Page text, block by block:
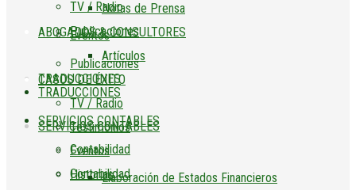
Publicaciones
TRADUCCIONES
SERVICIOS CONTABLES
Contabilidad
Notas de Prensa
Artículos
TV / Radio
Eventos
ABOGADOS & CONSULTORES
CASOS DE ÉXITO
Testimonios
Historias
TV / Radio
Eventos
Publicaciones
TRADUCCIONES
SERVICIOS CONTABLES
Contabilidad
Elaboración de Estados Financieros